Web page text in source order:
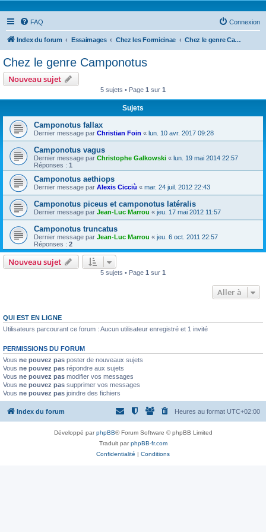
FAQ Connexion
Index du forum Essaimages Chez les Formicinae Chez le genre Camponotus
Chez le genre Camponotus
Nouveau sujet
5 sujets • Page 1 sur 1
Sujets
Camponotus fallax
Dernier message par Christian Foin « lun. 10 avr. 2017 09:28
Camponotus vagus
Dernier message par Christophe Galkowski « lun. 19 mai 2014 22:57
Réponses : 1
Camponotus aethiops
Dernier message par Alexis Cicciù « mar. 24 juil. 2012 22:43
Camponotus piceus et camponotus latéralis
Dernier message par Jean-Luc Marrou « jeu. 17 mai 2012 11:57
Camponotus truncatus
Dernier message par Jean-Luc Marrou « jeu. 6 oct. 2011 22:57
Réponses : 2
Nouveau sujet
5 sujets • Page 1 sur 1
Aller à
QUI EST EN LIGNE
Utilisateurs parcourant ce forum : Aucun utilisateur enregistré et 1 invité
PERMISSIONS DU FORUM
Vous ne pouvez pas poster de nouveaux sujets
Vous ne pouvez pas répondre aux sujets
Vous ne pouvez pas modifier vos messages
Vous ne pouvez pas supprimer vos messages
Vous ne pouvez pas joindre des fichiers
Index du forum Heures au format UTC+02:00
Développé parphpBB® Forum Software © phpBB Limited
Traduit parphpBB-fr.com
Confidentialité | Conditions